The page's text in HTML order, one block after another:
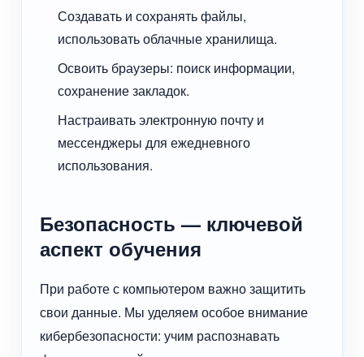
Создавать и сохранять файлы,
использовать облачные хранилища.
Освоить браузеры: поиск информации,
сохранение закладок.
Настраивать электронную почту и
мессенджеры для ежедневного
использования.
Безопасность — ключевой
аспект обучения
При работе с компьютером важно защитить
свои данные. Мы уделяем особое внимание
кибербезопасности: учим распознавать